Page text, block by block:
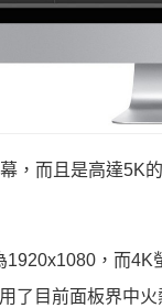
，而且是高達5K
1920x1080，而
了目前面板界中